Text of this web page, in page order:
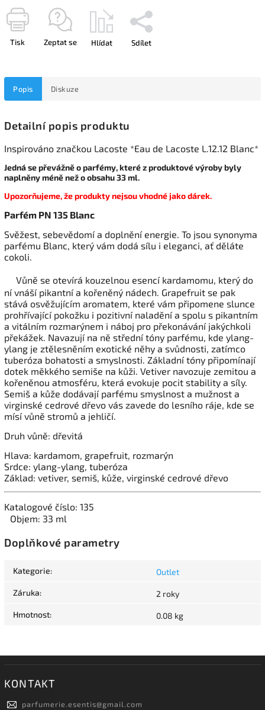
Tisk Zeptat se Hlídat Sdílet
Popis Diskuze
Detailní popis produktu
Inspirováno značkou Lacoste *Eau de Lacoste L.12.12 Blanc*
Jedná se převážně o parfémy, které z produktové výroby byly
naplněny méně než o obsahu 33 ml.
Upozorňujeme, že produkty nejsou vhodné jako dárek.
Parfém PN 135 Blanc
Svěžest, sebevědomí a doplnění energie. To jsou synonyma
parfému Blanc, který vám dodá sílu i eleganci, ať děláte
cokoli.
Vůně se otevírá kouzelnou esencí kardamomu, který do
ní vnáší pikantní a kořeněný nádech. Grapefruit se pak
stává osvěžujícím aromatem, které vám připomene slunce
prohřívající pokožku i pozitivní naladění a spolu s pikantním
a vitálním rozmarýnem i náboj pro překonávání jakýchkoli
překážek. Navazují na ně střední tóny parfému, kde ylang-
ylang je ztělesněním exotické něhy a svůdnosti, zatímco
tuberóza bohatosti a smyslnosti. Základní tóny připomínají
dotek měkkého semiše na kůži. Vetiver navozuje zemitou a
kořeněnou atmosféru, která evokuje pocit stability a síly.
Semiš a kůže dodávají parfému smyslnost a mužnost a
virginské cedrové dřevo vás zavede do lesního ráje, kde se
mísí vůně stromů a jehličí.
Druh vůně: dřevitá
Hlava: kardamom, grapefruit, rozmarýn
Srdce: ylang-ylang, tuberóza
Základ: vetiver, semiš, kůže, virginské cedrové dřevo
Katalogové číslo: 135
Objem: 33 ml
Doplňkové parametry
Kategorie: Outlet
Záruka: 2 roky
Hmotnost: 0.08 kg
KONTAKT
parfumerie.esentis@gmail.com